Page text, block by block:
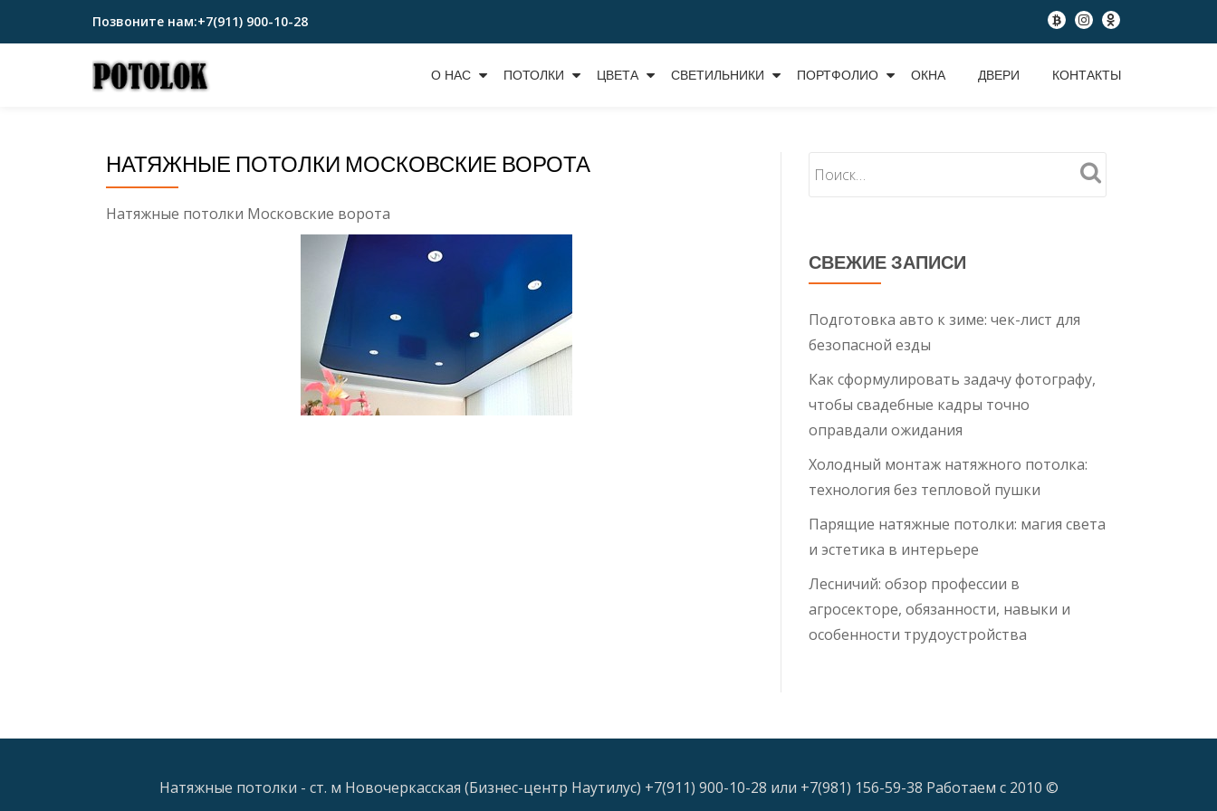
Перейти
Позвоните нам:+7(911) 900-10-28
fa-
btc
fa-
instagram
fa-
odnoklassniki
О НАС ПОТОЛКИ ЦВЕТА СВЕТИЛЬНИКИ ПОРТФОЛИО ОКНА ДВЕРИ КОНТАКТЫ
НАТЯЖНЫЕ ПОТОЛКИ МОСКОВСКИЕ ВОРОТА
Натяжные потолки Московские ворота
СВЕЖИЕ ЗАПИСИ
Подготовка авто к зиме: чек-лист для
безопасной езды
Как сформулировать задачу фотографу,
чтобы свадебные кадры точно
оправдали ожидания
Холодный монтаж натяжного потолка:
технология без тепловой пушки
Парящие натяжные потолки: магия света
и эстетика в интерьере
Лесничий: обзор профессии в
агросекторе, обязанности, навыки и
особенности трудоустройства
Натяжные потолки - ст. м Новочеркасская (Бизнес-центр Наутилус) +7(911) 900-10-28 или +7(981) 156-59-38 Работаем с 2010 ©